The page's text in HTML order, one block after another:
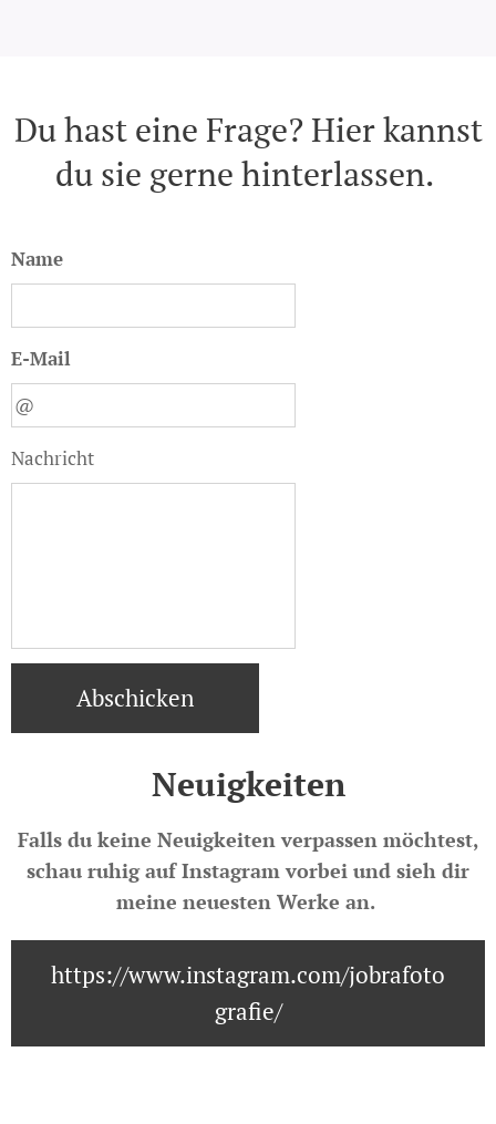
Du hast eine Frage? Hier kannst
du sie gerne hinterlassen.
Name
E-Mail
Nachricht
Abschicken
Neuigkeiten
Falls du keine Neuigkeiten verpassen möchtest,
schau ruhig auf Instagram vorbei und sieh dir
meine neuesten Werke an.
https://www.instagram.com/jobrafoto
grafie/